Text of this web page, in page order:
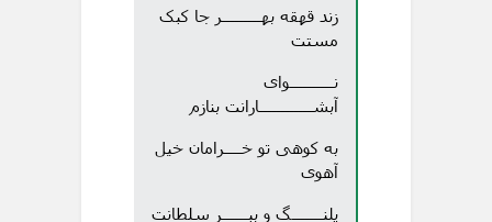
زند قهقه بهـــــــــر جا کبک
مستت
نــــــــــوای
آبشــــــــــــارانت بنازم
به کوهی تو خــــرامان خیل
آهوی
پلنـــــــگ و ببــــــر سلطانت